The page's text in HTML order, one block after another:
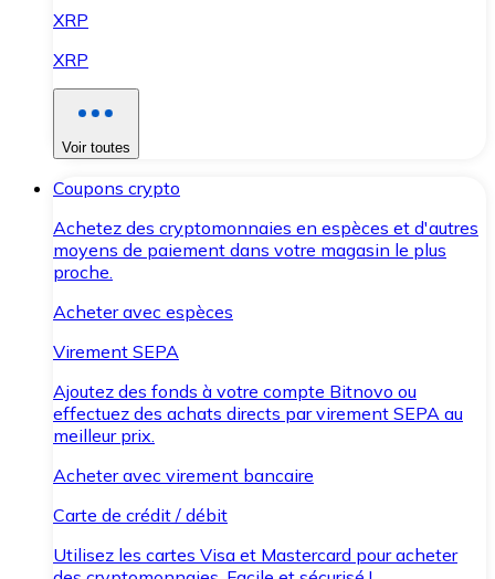
XRP
XRP
Voir toutes
Coupons crypto
Achetez des cryptomonnaies en espèces et d'autres
moyens de paiement dans votre magasin le plus
proche.
Acheter avec espèces
Virement SEPA
Ajoutez des fonds à votre compte Bitnovo ou
effectuez des achats directs par virement SEPA au
meilleur prix.
Acheter avec virement bancaire
Carte de crédit / débit
Utilisez les cartes Visa et Mastercard pour acheter